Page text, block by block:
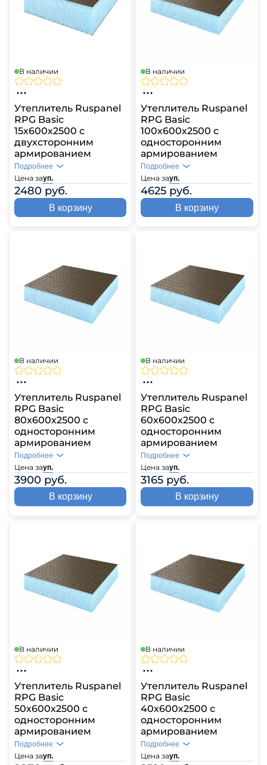
В наличии
Утеплитель Ruspanel
RPG Basic
15х600х2500 с
двухсторонним
армированием
Цена зауп.
2480 руб.
Подробнее
В корзину
В наличии
Утеплитель Ruspanel
RPG Basic
100х600х2500 с
односторонним
армированием
Цена зауп.
4625 руб.
Подробнее
В корзину
В наличии
Утеплитель Ruspanel
RPG Basic
80х600х2500 с
односторонним
армированием
Цена зауп.
3900 руб.
Подробнее
В корзину
В наличии
Утеплитель Ruspanel
RPG Basic
60х600х2500 с
односторонним
армированием
Цена зауп.
3165 руб.
Подробнее
В корзину
В наличии
Утеплитель Ruspanel
RPG Basic
50х600х2500 с
односторонним
армированием
Цена зауп.
Подробнее
В наличии
Утеплитель Ruspanel
RPG Basic
40х600х2500 с
односторонним
армированием
Цена зауп.
Подробнее